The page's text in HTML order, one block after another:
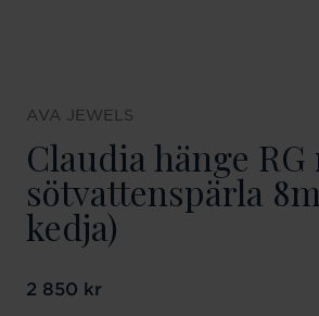
AVA JEWELS
Claudia hänge RG
sötvattenspärla
kedja)
Pris:2 850 kr
2 850 kr